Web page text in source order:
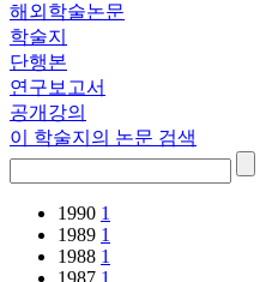
해외학술논문
학술지
단행본
연구보고서
공개강의
이 학술지의 논문 검색
1990 1
1989 1
1988 1
1987 1